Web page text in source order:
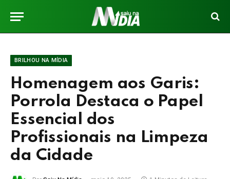
BRILHOU NA MÍDIA
Homenagem aos Garis:
Porrola Destaca o Papel
Essencial dos
Profissionais na Limpeza
da Cidade